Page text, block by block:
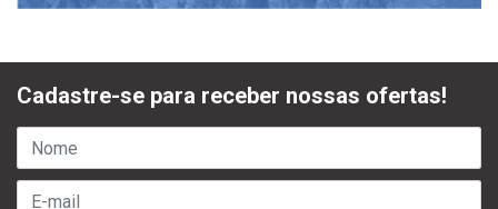
Cadastre-se para receber nossas ofertas!